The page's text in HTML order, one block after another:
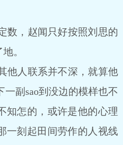
，赵闻只好按照刘思的
。
人联系并不深，就算他
副sao到没边的模样也不
知怎的，或许是他的心理
一刻起田间劳作的人视线